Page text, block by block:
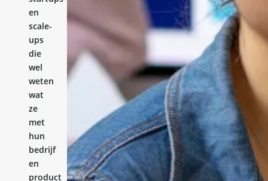
en
scale-
ups
die
wel
weten
wat
ze
met
hun
bedrijf
en
product